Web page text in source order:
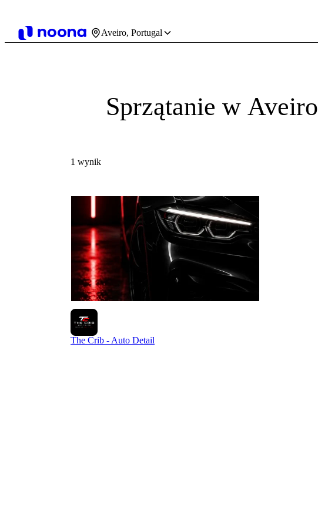
Aveiro, Portugal
Sprzątanie w Aveiro
1 wynik
The Crib - Auto Detail